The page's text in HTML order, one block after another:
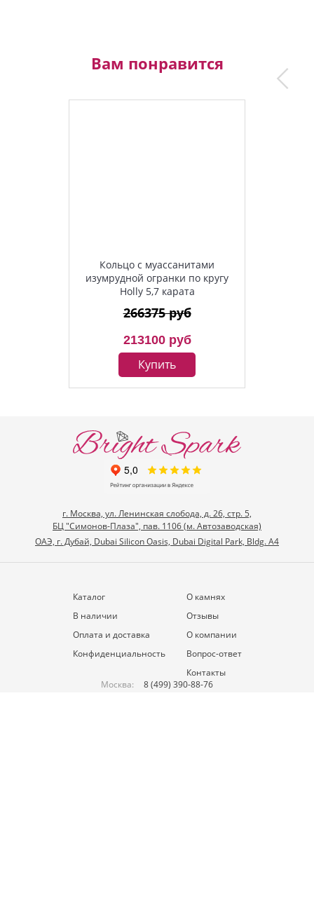
Вам понравится
Кольцо с муассанитами
изумрудной огранки по кругу
Holly 5,7 карата
266375 руб
213100 руб
Купить
г. Москва, ул. Ленинская слобода, д. 26, стр. 5,
БЦ "Симонов-Плаза", пав. 1106 (м. Автозаводская)
ОАЭ, г. Дубай, Dubai Silicon Oasis, Dubai Digital Park, Bldg. A4
Каталог
В наличии
Оплата и доставка
Конфиденциальность
О камнях
Отзывы
О компании
Вопрос-ответ
Контакты
Москва:
8 (499) 390-88-76